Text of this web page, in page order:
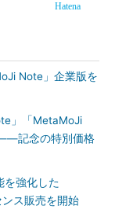
Hatena
Note」企業版を
」「MetaMoJi
記念の特別価格
を強化した
ス販売を開始